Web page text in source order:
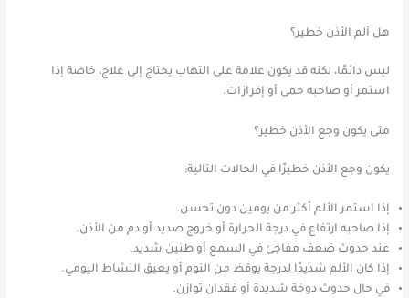
هل ألم الأذن خطير؟
ليس دائمًا، لكنه قد يكون علامة على التهاب يحتاج إلى علاج، خاصة إذا
استمر أو صاحبه حمى أو إفرازات.
متى يكون وجع الأذن خطير؟
يكون وجع الأذن خطيرًا في الحالات التالية:
إذا استمر الألم أكثر من يومين دون تحسن.
إذا صاحبه ارتفاع في درجة الحرارة أو خروج صديد أو دم من الأذن.
عند حدوث ضعف مفاجئ في السمع أو طنين شديد.
إذا كان الألم شديدًا لدرجة يوقظ من النوم أو يعيق النشاط اليومي.
في حال حدوث دوخة شديدة أو فقدان توازن.